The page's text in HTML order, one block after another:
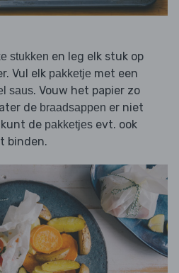
stukken en leg elk stuk op
Vul elk pakketje met een
saus. Vouw het papier zo
de braadsappen er niet
de pakketjes evt. ook
binden.